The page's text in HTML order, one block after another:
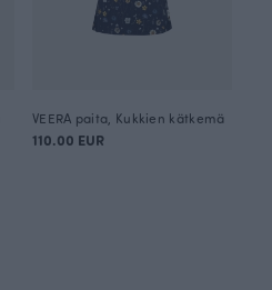
VEERA paita, Kukkien kätkemä
110.00 EUR